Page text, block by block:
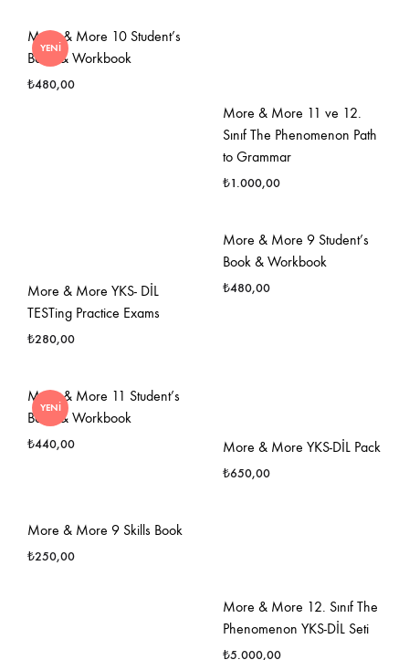
YENI
More & More 10 Student’s
Book & Workbook
₺480,00
FAVORILERE
More & More 11 ve 12.
Sınıf The Phenomenon Path
to Grammar
₺1.000,00
More & More YKS- DİL
TESTing Practice Exams
₺280,00
More & More 9 Student’s
Book & Workbook
₺480,00
YENI
More & More 11 Student’s
Book & Workbook
₺440,00 More & More YKS-DİL Pack
₺650,00
More & More 9 Skills Book
₺250,00
FAVORILEREMore & More 12. Sınıf The
Phenomenon YKS-DİL Seti
₺5.000,00